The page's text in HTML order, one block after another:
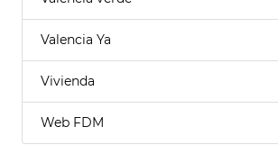
Valencia Ya
Vivienda
Web FDM